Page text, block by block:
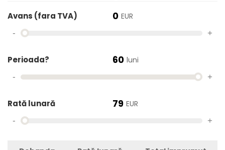
Avans (fara TVA) 0 EUR
- +
Perioada? 60 luni
- +
Rată lunară 79 EUR
- +